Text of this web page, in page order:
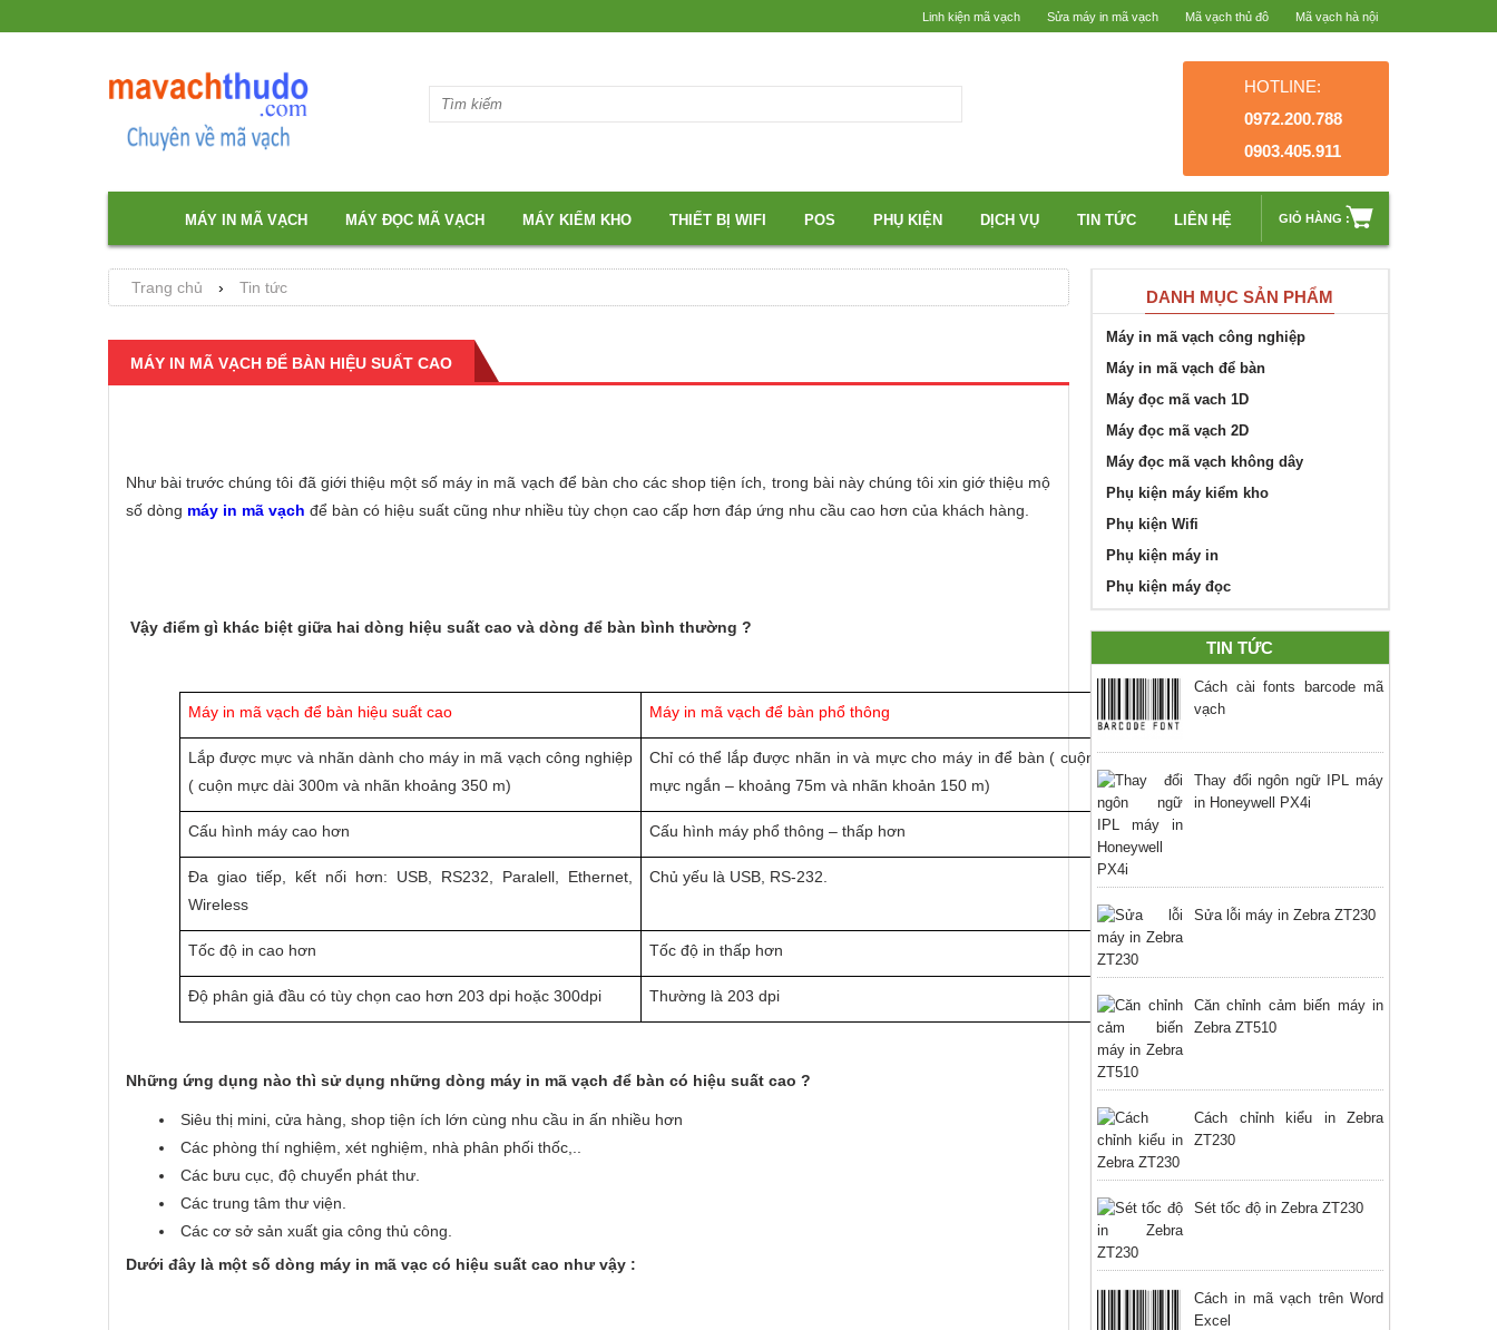
Linh kiện mã vạch Sửa máy in mã vạch Mã vạch thủ đô Mã vạch hà nội
HOTLINE:
0972.200.788
0903.405.911
MÁY IN MÃ VẠCH MÁY ĐỌC MÃ VẠCH MÁY KIỂM KHO THIẾT BỊ WIFI POS PHỤ KIỆN DỊCH VỤ TIN TỨC LIÊN HỆ GIỎ HÀNG :
Trang chủ › Tin tức
MÁY IN MÃ VẠCH ĐỂ BÀN HIỆU SUẤT CAO
Như bài trước chúng tôi đã giới thiệu một số máy in mã vạch để bàn cho các shop tiện ích, trong bài này chúng tôi xin giớ thiệu mộ
số dòng máy in mã vạch để bàn có hiệu suất cũng như nhiều tùy chọn cao cấp hơn đáp ứng nhu cầu cao hơn của khách hàng.
Vậy điểm gì khác biệt giữa hai dòng hiệu suất cao và dòng để bàn bình thường ?
Máy in mã vạch để bàn hiệu suất cao Máy in mã vạch để bàn phổ thông
Lắp được mực và nhãn dành cho máy in mã vạch công nghiệp
( cuộn mực dài 300m và nhãn khoảng 350 m)
Chỉ có thể lắp được nhãn in và mực cho máy in để bàn ( cuộn
mực ngắn – khoảng 75m và nhãn khoản 150 m)
Cấu hình máy cao hơn Cấu hình máy phổ thông – thấp hơn
Đa giao tiếp, kết nối hơn: USB, RS232, Paralell, Ethernet,
Wireless
Chủ yếu là USB, RS-232.
Tốc độ in cao hơn Tốc độ in thấp hơn
Độ phân giả đầu có tùy chọn cao hơn 203 dpi hoặc 300dpi Thường là 203 dpi
Những ứng dụng nào thì sử dụng những dòng máy in mã vạch để bàn có hiệu suất cao ?
Siêu thị mini, cửa hàng, shop tiện ích lớn cùng nhu cầu in ấn nhiều hơn
Các phòng thí nghiệm, xét nghiệm, nhà phân phối thốc,..
Các bưu cục, độ chuyển phát thư.
Các trung tâm thư viện.
Các cơ sở sản xuất gia công thủ công.
Dưới đây là một số dòng máy in mã vạc có hiệu suất cao như vậy :
DANH MỤC SẢN PHẨM
Máy in mã vạch công nghiệp
Máy in mã vạch để bàn
Máy đọc mã vach 1D
Máy đọc mã vạch 2D
Máy đọc mã vạch không dây
Phụ kiện máy kiểm kho
Phụ kiện Wifi
Phụ kiện máy in
Phụ kiện máy đọc
TIN TỨC
Cách cài fonts barcode mã
vạch
Thay đổi ngôn ngữ IPL máy
in Honeywell PX4i
Sửa lỗi máy in Zebra ZT230
Căn chỉnh cảm biến máy in
Zebra ZT510
Cách chỉnh kiểu in Zebra
ZT230
Sét tốc độ in Zebra ZT230
Cách in mã vạch trên Word
Excel